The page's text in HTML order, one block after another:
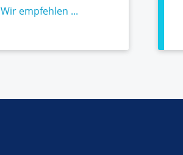
Wir empfehlen ...